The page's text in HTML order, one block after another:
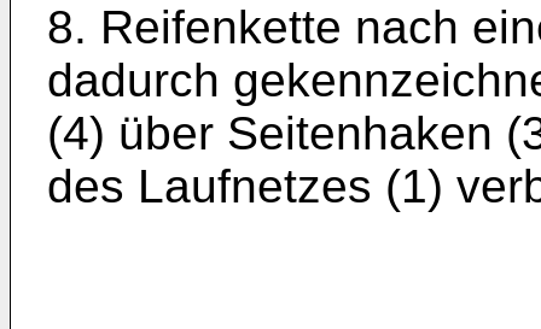
8. Reifenkette nach
dadurch
(4) über Seitenhaken
des Laufnetzes (1)